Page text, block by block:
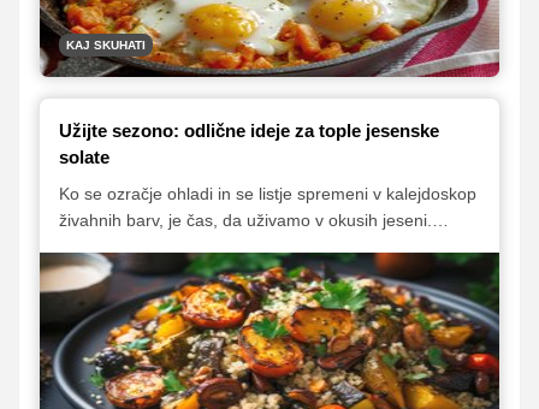
KAJ SKUHATI
Užijte sezono: odlične ideje za tople jesenske
solate
Ko se ozračje ohladi in se listje spremeni v kalejdoskop
živahnih barv, je čas, da uživamo v okusih jeseni.
razloga, da jih ne bi uživali tudi v hladnejših mesecih.
Izkoristite bogastvo jesenskih sadežev in iz njih
ustvarite obilne ter hranljive tople solate, ki vas bodo
nasitile in tudi navdušile vaše brbončice. Predstavljamo
vam pet odličnih idej.